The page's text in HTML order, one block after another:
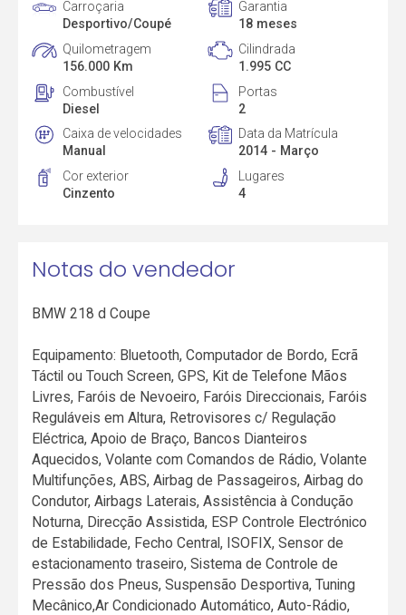
Carroçaria
Desportivo/Coupé
Garantia
18 meses
Quilometragem
156.000 Km
Cilindrada
1.995 CC
Combustível
Diesel
Portas
2
Caixa de velocidades
Manual
Data da Matrícula
2014 - Março
Cor exterior
Cinzento
Lugares
4
Notas do vendedor
BMW 218 d Coupe
Equipamento: Bluetooth, Computador de Bordo, Ecrã
Táctil ou Touch Screen, GPS, Kit de Telefone Mãos
Livres, Faróis de Nevoeiro, Faróis Direccionais, Faróis
Reguláveis em Altura, Retrovisores c/ Regulação
Eléctrica, Apoio de Braço, Bancos Dianteiros
Aquecidos, Volante com Comandos de Rádio, Volante
Multifunções, ABS, Airbag de Passageiros, Airbag do
Condutor, Airbags Laterais, Assistência à Condução
Noturna, Direcção Assistida, ESP Controle Electrónico
de Estabilidade, Fecho Central, ISOFIX, Sensor de
estacionamento traseiro, Sistema de Controle de
Pressão dos Pneus, Suspensão Desportiva, Tuning
Mecânico,Ar Condicionado Automático, Auto-Rádio,